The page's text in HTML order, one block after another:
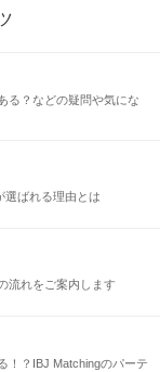
る？などの疑問や気にな
選ばれる理由とは
流れをご案内します
！？IBJ Matchingのパーテ